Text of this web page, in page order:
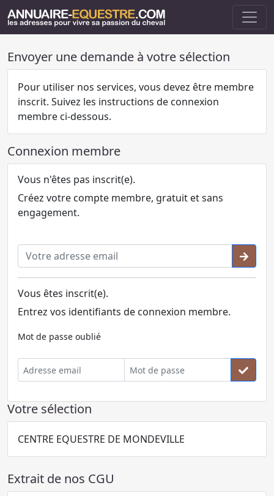
Envoyer une demande à votre sélection
Pour utiliser nos services, vous devez être membre
inscrit. Suivez les instructions de connexion
membre ci-dessous.
Connexion membre
Vous n'êtes pas inscrit(e).
Créez votre compte membre, gratuit et sans
engagement.
Vous êtes inscrit(e).
Entrez vos identifiants de connexion membre.
Mot de passe oublié
Votre sélection
CENTRE EQUESTRE DE MONDEVILLE
Extrait de nos CGU